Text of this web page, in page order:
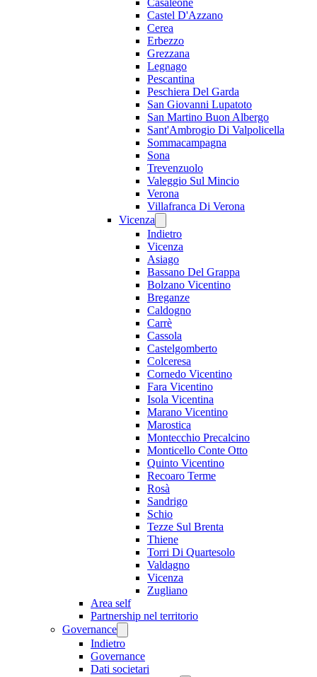
Casaleone
Castel D'Azzano
Cerea
Erbezzo
Grezzana
Legnago
Pescantina
Peschiera Del Garda
San Giovanni Lupatoto
San Martino Buon Albergo
Sant'Ambrogio Di Valpolicella
Sommacampagna
Sona
Trevenzuolo
Valeggio Sul Mincio
Verona
Villafranca Di Verona
Vicenza
Indietro
Vicenza
Asiago
Bassano Del Grappa
Bolzano Vicentino
Breganze
Caldogno
Carrè
Cassola
Castelgomberto
Colceresa
Cornedo Vicentino
Fara Vicentino
Isola Vicentina
Marano Vicentino
Marostica
Montecchio Precalcino
Monticello Conte Otto
Quinto Vicentino
Recoaro Terme
Rosà
Sandrigo
Schio
Tezze Sul Brenta
Thiene
Torri Di Quartesolo
Valdagno
Vicenza
Zugliano
Area self
Partnership nel territorio
Governance
Indietro
Governance
Dati societari